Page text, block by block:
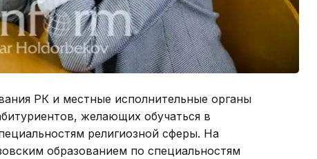
РК и местные исполнительные органы
желающих обучаться в
религиозной сферы. На
образованием по специальностям